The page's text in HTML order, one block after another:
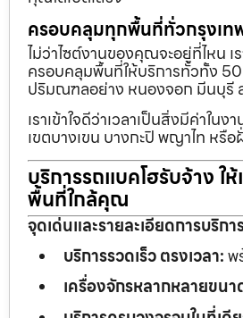
ครอบคลุมทุกพื้นที่ทั่วกรุงเท
ไม่ว่าไซต์งานของคุณจะอยู่ที่ไหน
ครอบคลุมพื้นที่ให้บริการทั่วทั้ง
ปริมณฑลอย่าง หนองจอก มีนบุรี
เราเข้าใจดีว่าเวลาเป็นสิ่งมีค่าใ
เขตบางเขน บางกะปิ พญาไท ห
บริการรถแบคโฮรับจ้าง ใ
พื้นที่ใกล้คุณ
จุดเด่นและรายละเอียดการบริกา
บริการรวดเร็ว ตรงเวลา:พ
เครื่องจักรหลากหลายขนา